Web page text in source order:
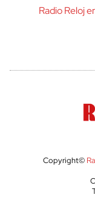
Radio Reloj
Copyright©